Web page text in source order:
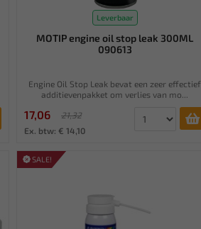
Leverbaar
MOTIP engine oil stop leak 300ML
090613
Engine Oil Stop Leak bevat een zeer effectief
additievenpakket om verlies van mo...
17,06
21,32
Ex. btw: € 14,10
SALE!